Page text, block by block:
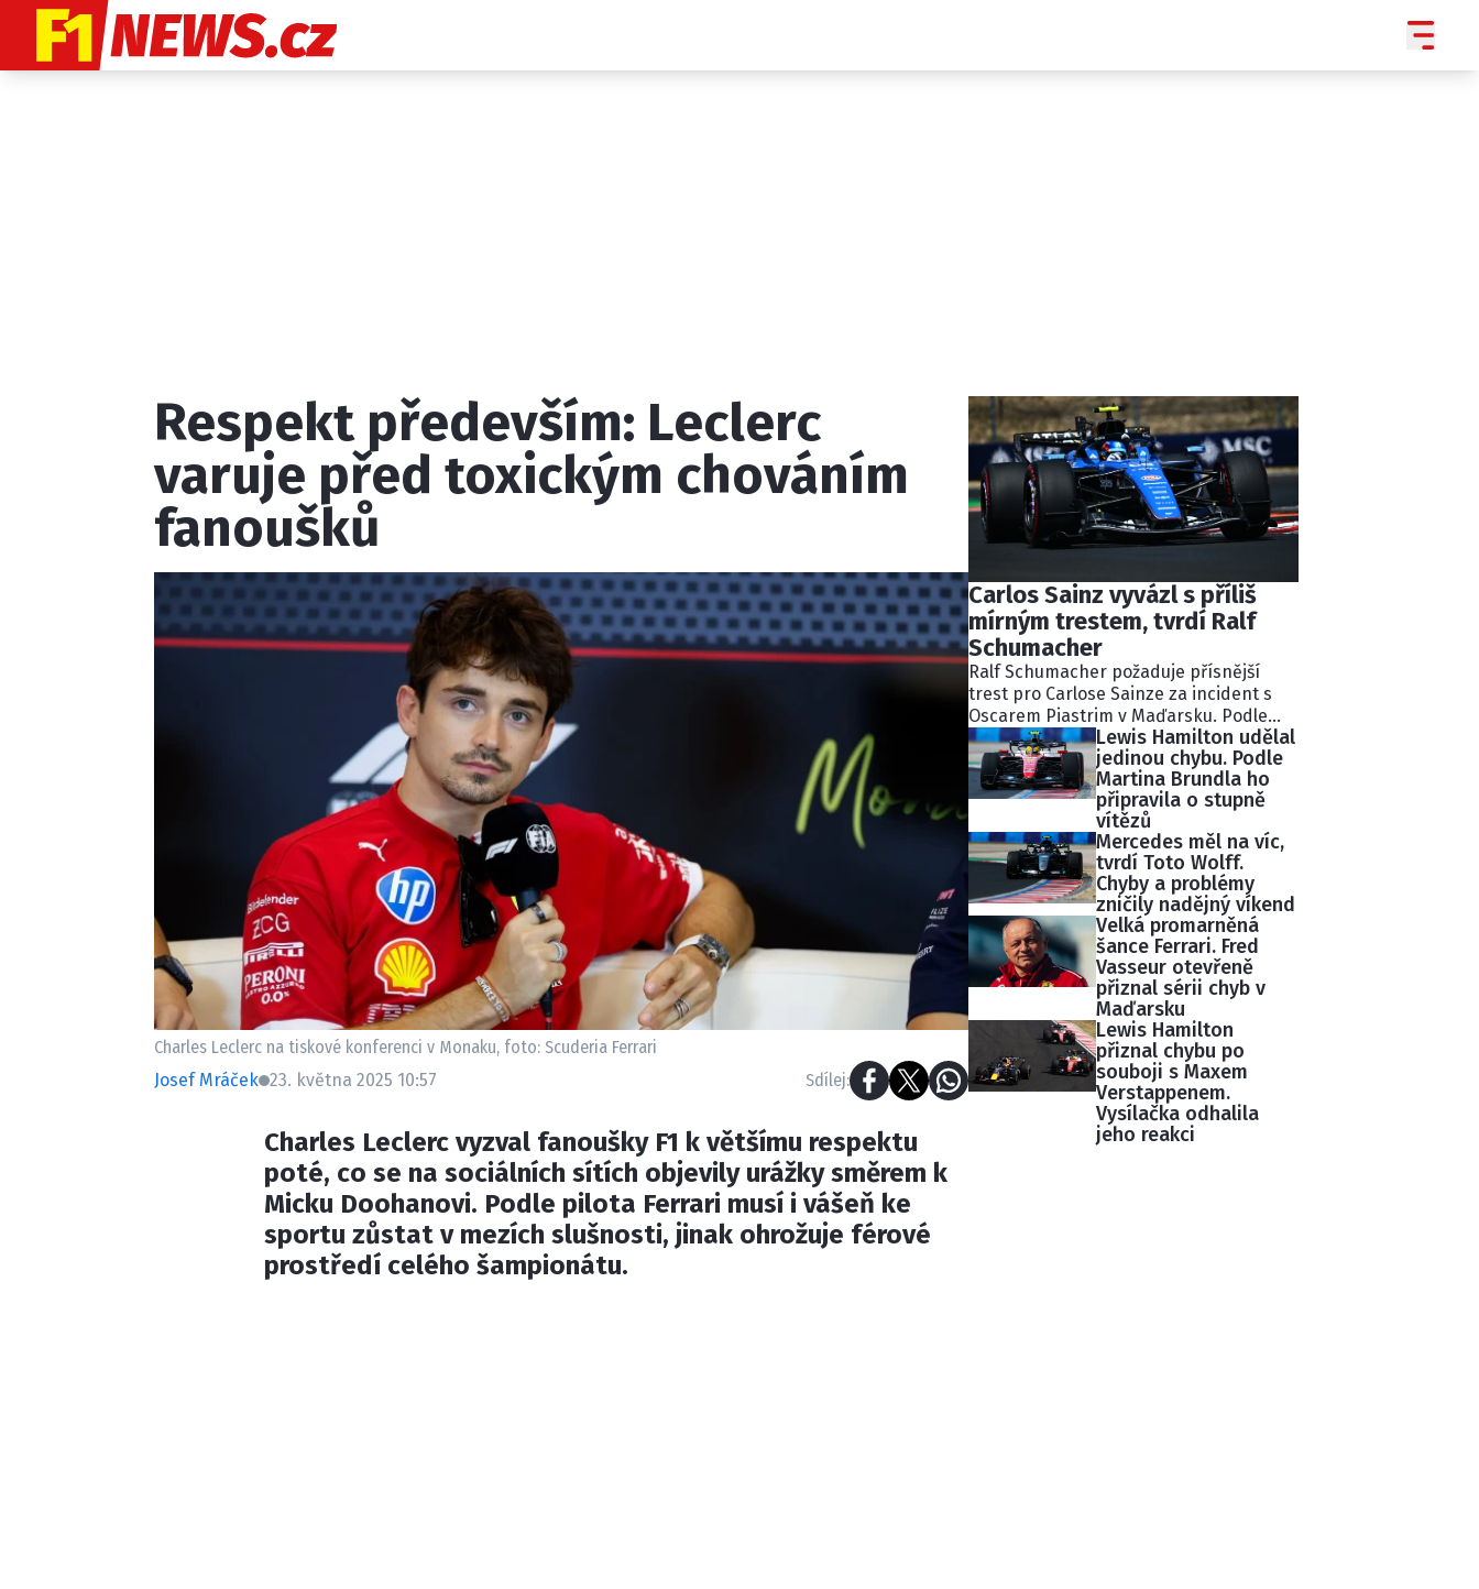
Provozovatelem serveru F1NEWS.cz je INCORP MEDIA GROUP s.r.o., IČ: 118 23 054
SLEDUJTE NÁS NA
Respekt především: Leclerc
varuje před toxickým chováním
fanoušků
Charles Leclerc na tiskové konferenci v Monaku, foto: Scuderia Ferrari
Josef Mráček 23. května 2025 10:57 Sdílej:
Charles Leclerc vyzval fanoušky F1 k většímu respektu
poté, co se na sociálních sítích objevily urážky směrem k
Micku Doohanovi. Podle pilota Ferrari musí i vášeň ke
sportu zůstat v mezích slušnosti, jinak ohrožuje férové
prostředí celého šampionátu.
Carlos Sainz vyvázl s příliš
mírným trestem, tvrdí Ralf
Schumacher
Ralf Schumacher požaduje přísnější
trest pro Carlose Sainze za incident s
Oscarem Piastrim v Maďarsku. Podle
bývalého pilota Williams ignoroval
několik modrých vlajek a následně
kolidoval s lídrem závodu.
Pětisekundovou penalizaci považuje
Schumacher za nedostatečnou.
Lewis Hamilton udělal
jedinou chybu. Podle
Martina Brundla ho
připravila o stupně
vítězů
Mercedes měl na víc,
tvrdí Toto Wolff.
Chyby a problémy
zničily nadějný víkend
Velká promarněná
šance Ferrari. Fred
Vasseur otevřeně
přiznal sérii chyb v
Maďarsku
Lewis Hamilton
přiznal chybu po
souboji s Maxem
Verstappenem.
Vysílačka odhalila
jeho reakci